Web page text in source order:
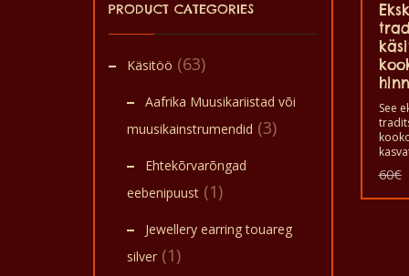
See
on
60€
PRODUCT CATEGORIES
Käsitöö (63)
Aafrika Muusikariistad või
muusikainstrumendid (3)
Ehtekõrvarõngad
eebenipuust (1)
Jewellery earring touareg
silver (1)